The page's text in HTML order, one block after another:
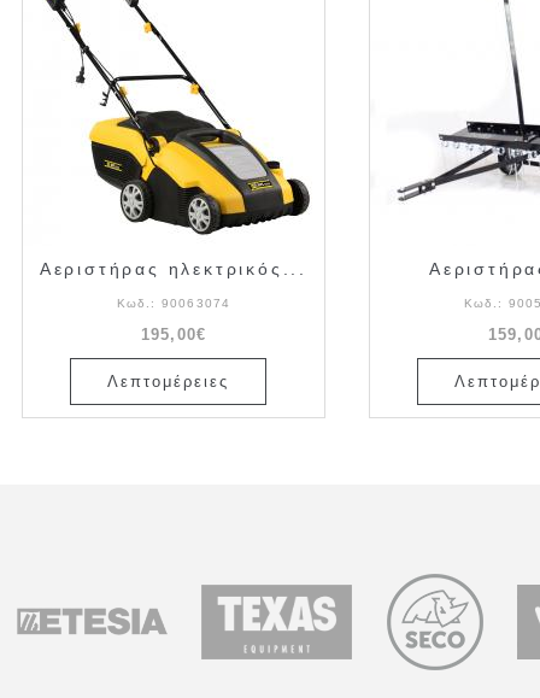
Αεριστήρας ηλεκτρικός...
Κωδ.: 90063074
195,00€
Λεπτομέρειες
Κωδ.: